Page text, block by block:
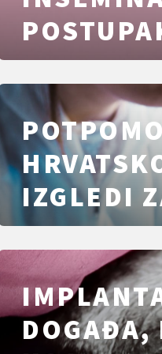
IZGLEDI
DOGAĐA,